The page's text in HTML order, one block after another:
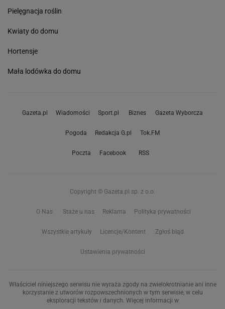
Pielęgnacja roślin
Kwiaty do domu
Hortensje
Mała lodówka do domu
Gazeta.pl Wiadomości Sport.pl Biznes Gazeta Wyborcza
Pogoda Redakcja G.pl Tok.FM
Poczta Facebook RSS
Copyright © Gazeta.pl sp. z o.o.
O Nas Staże u nas Reklama Polityka prywatności
Wszystkie artykuły Licencje/Kontent Zgłoś błąd
Ustawienia prywatności
Właściciel niniejszego serwisu nie wyraża zgody na zwielokrotnianie ani inne
korzystanie z utworów rozpowszechnionych w tym serwisie, w celu
eksploracji tekstów i danych. Więcej informacji w